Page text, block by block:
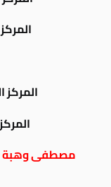
المركز
المركز
المركز
مصطفى وهبة